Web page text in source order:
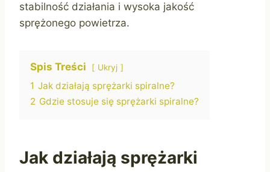
stabilność działania i wysoka jakość
sprężonego powietrza.
Spis Treści Ukryj
1 Jak działają sprężarki spiralne?
2 Gdzie stosuje się sprężarki spiralne?
Jak działają sprężarki